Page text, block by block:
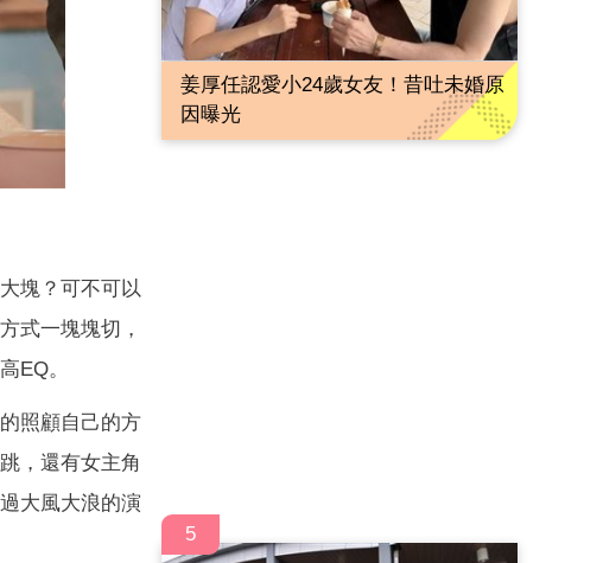
塊？可不可以
式一塊塊切，
EQ。
照顧自己的方
，還有女主角
大風大浪的演
姜厚任認愛小24歲女友！昔吐未婚原
因曝光
5